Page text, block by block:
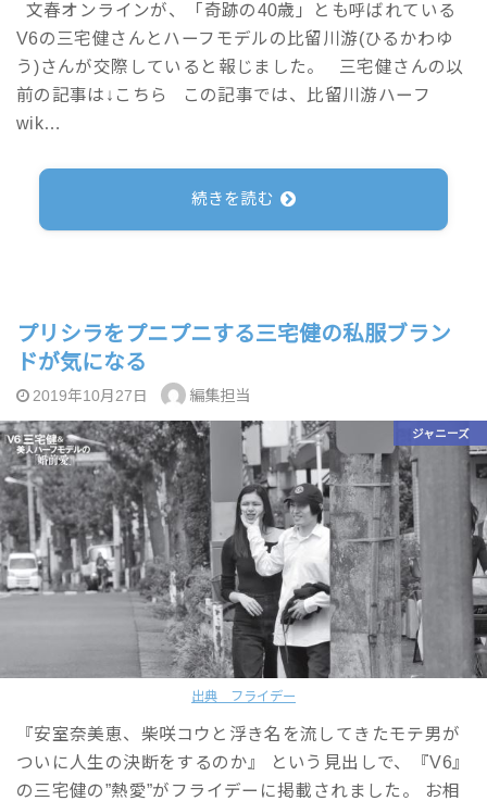
文春オンラインが、「奇跡の40歳」とも呼ばれている
V6の三宅健さんとハーフモデルの比留川游(ひるかわゆ
う)さんが交際していると報じました。 三宅健さんの以
前の記事は↓こちら この記事では、比留川游ハーフ
wik…
続きを読む
プリシラをプニプニする三宅健の私服ブラン
ドが気になる
2019年10月27日 編集担当
出典 フライデー
ジャニーズ
『安室奈美恵、柴咲コウと浮き名を流してきたモテ男が
ついに人生の決断をするのか』 という見出しで、『V6』
の三宅健の”熱愛”がフライデーに掲載されました。 お相